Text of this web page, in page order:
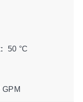
50 °C
GPM